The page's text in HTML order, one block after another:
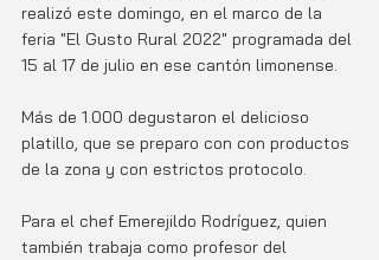
realizó este domingo, en el marco de la
feria "El Gusto Rural 2022" programada del
15 al 17 de julio en ese cantón limonense.
Más de 1.000 degustaron el delicioso
platillo, que se preparo con con productos
de la zona y con estrictos protocolo.
Para el chef Emerejildo Rodríguez, quien
también trabaja como profesor del